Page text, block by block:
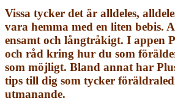
Vissa tycker det är alldeles,
vara hemma med en liten bebis.
ensamt och långtråkigt. I appen
och råd kring hur du som
som möjligt. Bland annat har
tips till dig som tycker
utmanande.